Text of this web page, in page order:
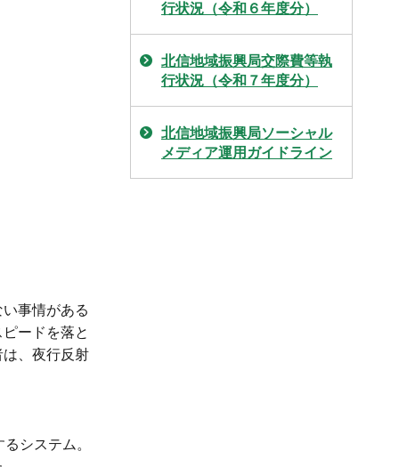
事情がある
ードを落と
、夜行反射
システム。
行状況（令和６年度分）
北信地域振興局交際費等執
行状況（令和７年度分）
北信地域振興局ソーシャル
メディア運用ガイドライン